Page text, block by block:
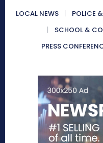
LOCAL NEWS POLICE
SCHOOL &
PRESS